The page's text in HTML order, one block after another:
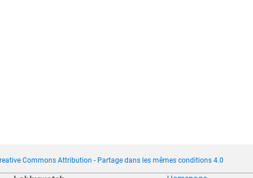
Commons Attribution - Partage dans les mêmes conditions 4.0